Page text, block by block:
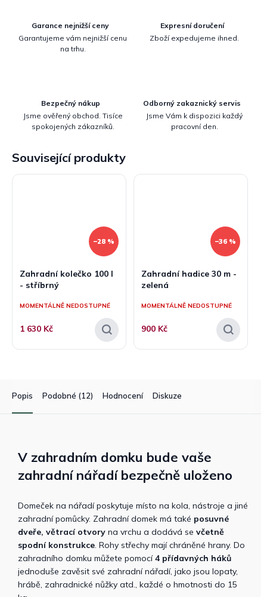
Garance nejnižší ceny
Garantujeme vám nejnižší cenu
na trhu.
Expresní doručení
Zboží expedujeme ihned.
Bezpečný nákup
Jsme ověřený obchod. Tisíce
spokojených zákazníků.
Odborný zakaznický servis
Jsme Vám k dispozici každý
pracovní den.
Související produkty
–28 %
Zahradní kolečko 100 l
- stříbrný
MOMENTÁLNĚ NEDOSTUPNÉ
1 630 Kč
–36 %
Zahradní hadice 30 m -
zelená
MOMENTÁLNĚ NEDOSTUPNÉ
900 Kč
Popis Podobné (12) Hodnocení Diskuze
V zahradním domku bude vaše
zahradní nářadí bezpečně uloženo
Domeček na nářadí poskytuje místo na kola, nástroje a jiné
zahradní pomůcky. Zahradní domek má také posuvné
dveře, větrací otvory na vrchu a dodává se včetně
spodní konstrukce. Rohy střechy mají chráněné hrany. Do
zahradního domku můžete pomocí4 přídavných háků
jednoduše zavěsit své zahradní nářadí, jako jsou lopaty,
hrábě, zahradnické nůžky atd., každé o hmotnosti do 15